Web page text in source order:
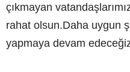
çıkmayan
rahat olsun.Daha uygun
yapmaya devam